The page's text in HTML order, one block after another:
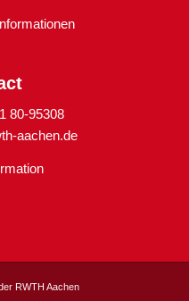
80-95308
aachen.de
RWTH Aachen